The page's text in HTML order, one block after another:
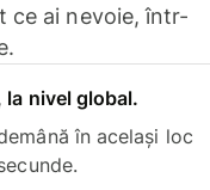
ce ai nevoie, într-
la nivel global.
în același loc